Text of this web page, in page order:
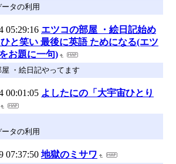
タの利用
05:29:16 エツコの部屋 ・絵日記始め
ひと笑い 最後に英語 ためになる(エツ
お題に一句)
・絵日記やってます
00:01:05 よしたにの「大宇宙ひとり
タの利用
07:37:50 地獄のミサワ